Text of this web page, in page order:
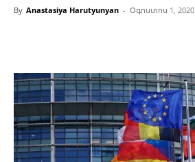
By Anastasiya Harutyunyan - Օգոստոս 1, 2020